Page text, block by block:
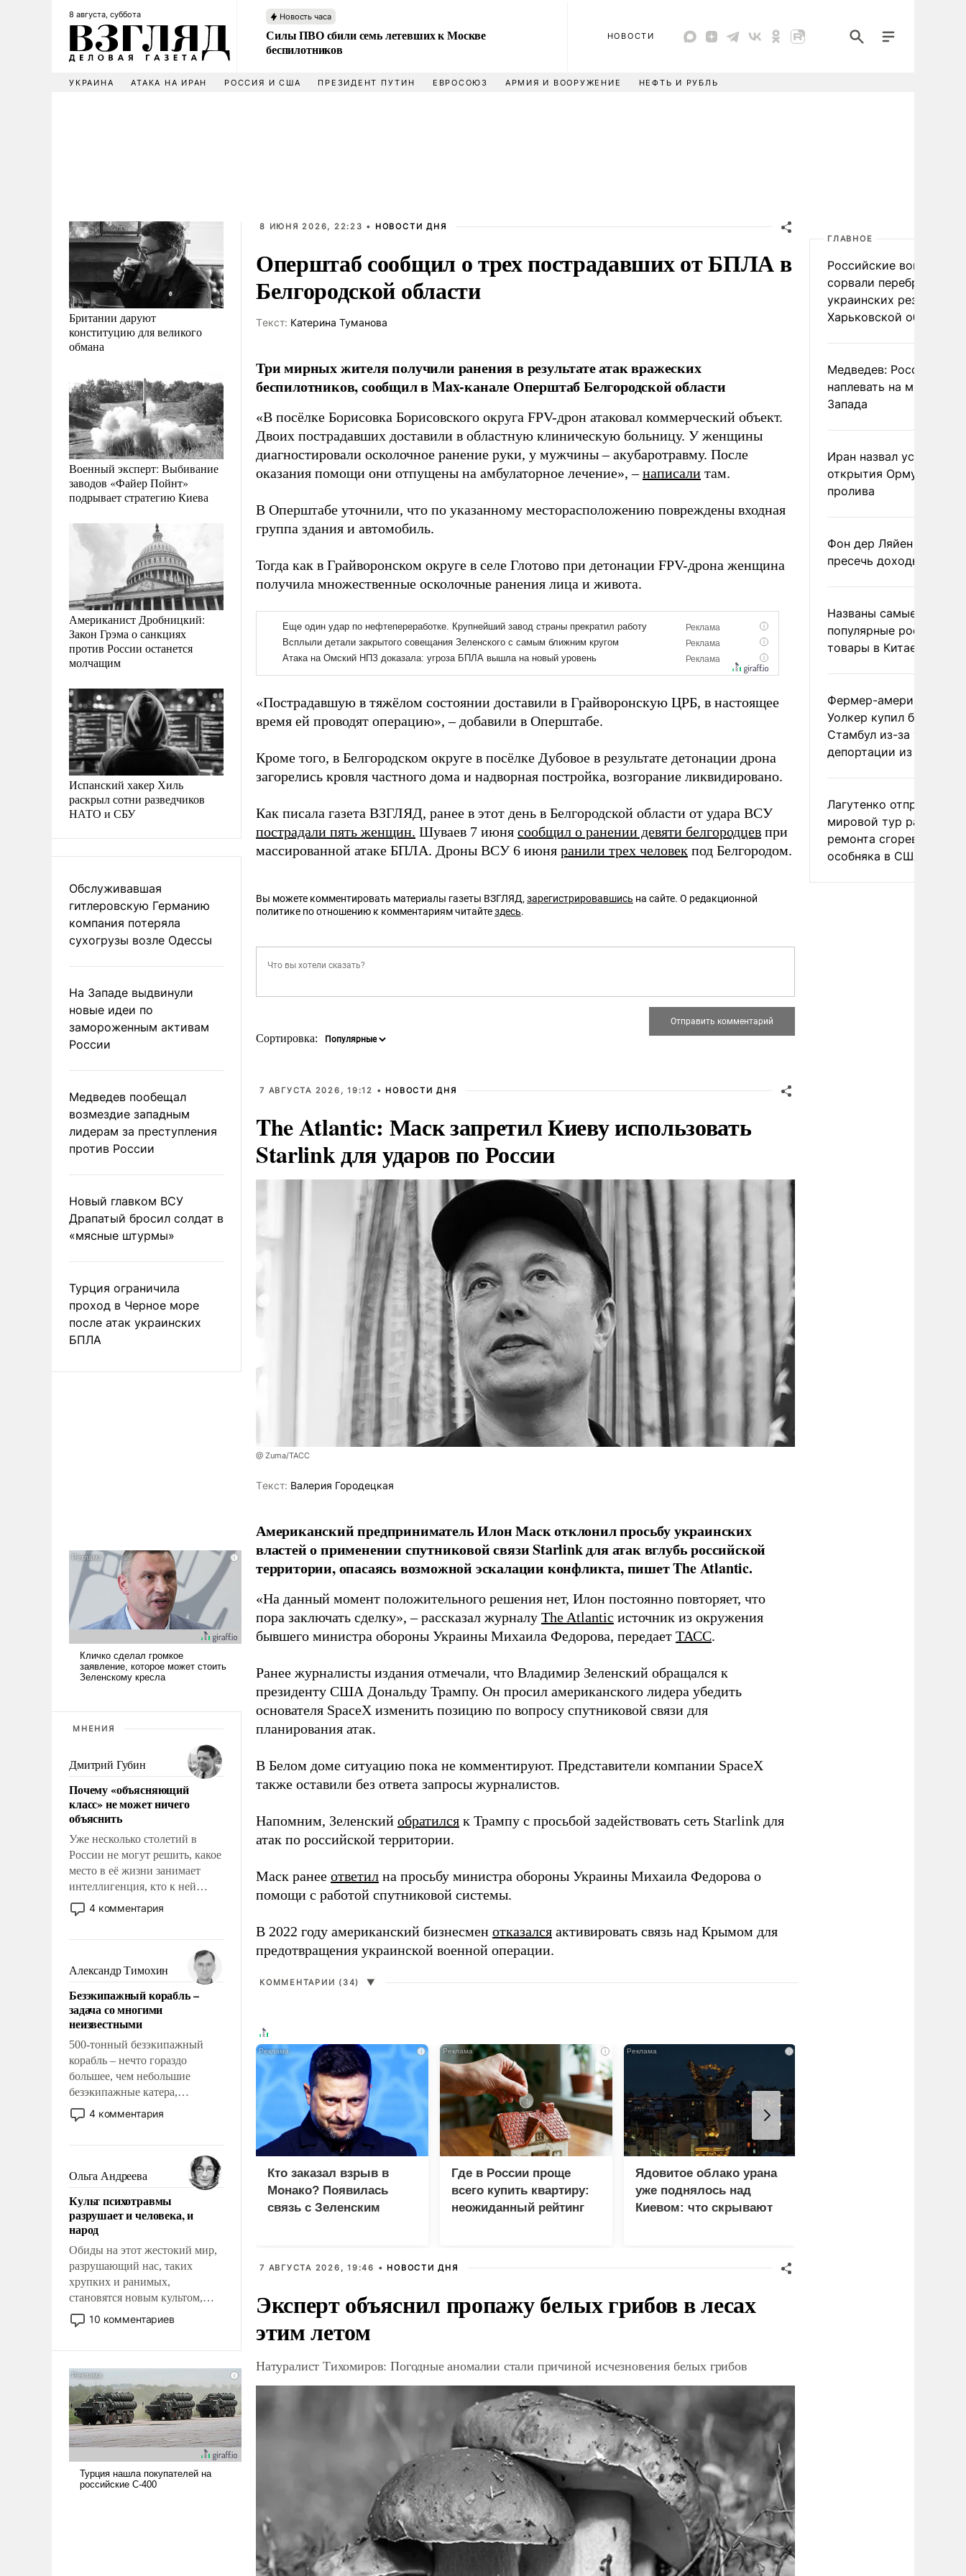
8 августа, суббота Новость часа
Силы ПВО сбили семь летевших к Москве
беспилотников
НОВОСТИ
УКРАИНА АТАКА НА ИРАН РОССИЯ И США ПРЕЗИДЕНТ ПУТИН ЕВРОСОЮЗ АРМИЯ И ВООРУЖЕНИЕ НЕФТЬ И РУБЛЬ
Британии даруют
конституцию для великого
обмана
Военный эксперт: Выбивание
заводов «Файер Пойнт»
подрывает стратегию Киева
Американист Дробницкий:
Закон Грэма о санкциях
против России останется
молчащим
Испанский хакер Хиль
раскрыл сотни разведчиков
НАТО и СБУ
Обслуживавшая
гитлеровскую Германию
компания потеряла
сухогрузы возле Одессы
На Западе выдвинули
новые идеи по
замороженным активам
России
Медведев пообещал
возмездие западным
лидерам за преступления
против России
Новый главком ВСУ
Драпатый бросил солдат в
«мясные штурмы»
Турция ограничила
проход в Черное море
после атак украинских
БПЛА
МНЕНИЯ
Дмитрий Губин
Почему «объясняющий
класс» не может ничего
объяснить
Уже несколько столетий в
России не могут решить, какое
место в её жизни занимает
интеллигенция, кто к ней
принадлежит, а кого из неё
исключили с правом
чем она отличается от просто
образованных людей. Иногда
казалось, что эти вопросы
решены раз и навсегда, но –
нет, не решены.
4 комментария
Александр Тимохин
Безэкипажный корабль –
задача со многими
неизвестными
500-тонный безэкипажный
корабль – нечто гораздо
большее, чем небольшие
безэкипажные катера,
применение которых уже
стало обыденностью. Задача по
сложна и амбициозна. Однако
и ее реализация радикально
поднимет наши боевые
возможности.
4 комментария
Ольга Андреева
Культ психотравмы
разрушает и человека, и
народ
Обиды на этот жестокий мир,
разрушающий нас, таких
хрупких и ранимых,
становятся новым культом,
постепенно вытесняя и
отменяя традиционное
ударами судьбы, брать на себя
ответственность, помогать
слабым, идти вперед и
адаптироваться.
10 комментариев
8 ИЮНЯ 2026, 22:23 • НОВОСТИ ДНЯ
Оперштаб сообщил о трех пострадавших от БПЛА в
Белгородской области
Tекст: Катерина Туманова
Три мирных жителя получили ранения в результате атак вражеских
беспилотников, сообщил в Max-канале Оперштаб Белгородской области
«В посёлке Борисовка Борисовского округа FPV-дрон атаковал коммерческий объект.
Двоих пострадавших доставили в областную клиническую больницу. У женщины
диагностировали осколочное ранение руки, у мужчины – акубаротравму. После
оказания помощи они отпущены на амбулаторное лечение», –написали там.
В Оперштабе уточнили, что по указанному месторасположению повреждены входная
группа здания и автомобиль.
Тогда как в Грайворонском округе в селе Глотово при детонации FPV-дрона женщина
получила множественные осколочные ранения лица и живота.
«Пострадавшую в тяжёлом состоянии доставили в Грайворонскую ЦРБ, в настоящее
время ей проводят операцию», – добавили в Оперштабе.
Кроме того, в Белгородском округе в посёлке Дубовое в результате детонации дрона
загорелись кровля частного дома и надворная постройка, возгорание ликвидировано.
Как писала газета ВЗГЛЯД, ранее в этот день в Белгородской области от удара ВСУ
пострадали пять женщин. Шуваев 7 июня сообщил о ранении девяти белгородцев при
массированной атаке БПЛА. Дроны ВСУ 6 июня ранили трех человек под Белгородом.
Вы можете комментировать материалы газеты ВЗГЛЯД, зарегистрировавшись на сайте. О редакционной
политике по отношению к комментариям читайтездесь.
Сортировка:
7 АВГУСТА 2026, 19:12 • НОВОСТИ ДНЯ
The Atlantic: Маск запретил Киеву использовать
Starlink для ударов по России
@ Zuma/ТАСС
Tекст: Валерия Городецкая
Американский предприниматель Илон Маск отклонил просьбу украинских
властей о применении спутниковой связи Starlink для атак вглубь российской
территории, опасаясь возможной эскалации конфликта, пишет The Atlantic.
«На данный момент положительного решения нет, Илон постоянно повторяет, что
пора заключать сделку», – рассказал журналу The Atlantic источник из окружения
бывшего министра обороны Украины Михаила Федорова, передает ТАСС.
Ранее журналисты издания отмечали, что Владимир Зеленский обращался к
президенту США Дональду Трампу. Он просил американского лидера убедить
основателя SpaceX изменить позицию по вопросу спутниковой связи для
планирования атак.
В Белом доме ситуацию пока не комментируют. Представители компании SpaceX
также оставили без ответа запросы журналистов.
Напомним, Зеленский обратился к Трампу с просьбой задействовать сеть Starlink для
атак по российской территории.
Маск ранее ответил на просьбу министра обороны Украины Михаила Федорова о
помощи с работой спутниковой системы.
В 2022 году американский бизнесмен отказался активировать связь над Крымом для
предотвращения украинской военной операции.
КОММЕНТАРИИ (34) ▼
i
Кто заказал взрыв в
Монако? Появилась
связь с Зеленским
i
Где в России проще
всего купить квартиру:
неожиданный рейтинг
i
Ядовитое облако урана
уже поднялось над
Киевом: что скрывают
7 АВГУСТА 2026, 19:46 • НОВОСТИ ДНЯ
Эксперт объяснил пропажу белых грибов в лесах
этим летом
Натуралист Тихомиров: Погодные аномалии стали причиной исчезновения белых грибов
ГЛАВНОЕ
Российские войска
сорвали переброску
украинских резервов в
Харьковской области
Медведев: России
наплевать на мнение
Запада
Иран назвал условие
открытия Ормузского
пролива
Фон дер Ляйен
пресечь доходы России
Названы самые
популярные российские
товары в Китае
Фермер-американец
Уолкер купил билет в
Стамбул из-за угрозы
депортации из России
Лагутенко отправился в
мировой тур ради
ремонта сгоревшего
особняка в США